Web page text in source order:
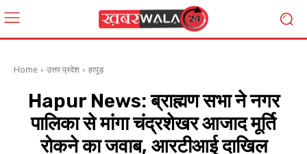
Home उत्तर प्रदेश हापुड़
Hapur News: ब्राह्मण सभा ने नगर
पालिका से मांगा चंद्रशेखर आजाद मूर्ति
रोकने का जवाब, आरटीआई दाखिल